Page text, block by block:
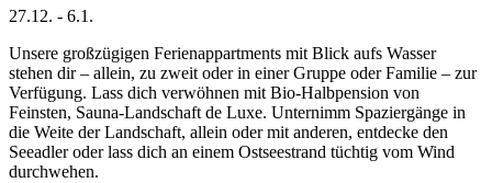
27.12. - 6.1.
Unsere großzügigen Ferienappartments mit Blick aufs Wasser
stehen dir – allein, zu zweit oder in einer Gruppe oder Familie – zur
Verfügung. Lass dich verwöhnen mit Bio-Halbpension von
Feinsten, Sauna-Landschaft de Luxe. Unternimm Spaziergänge in
die Weite der Landschaft, allein oder mit anderen, entdecke den
Seeadler oder lass dich an einem Ostseestrand tüchtig vom Wind
durchwehen.